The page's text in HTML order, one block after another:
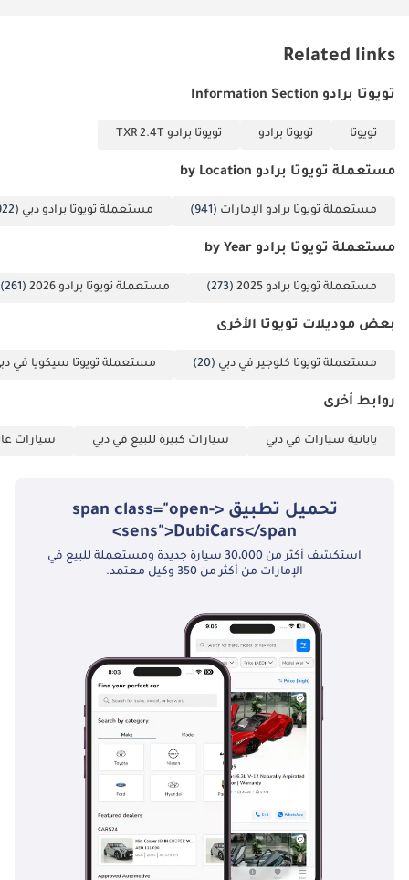
Related links
تويوتا برادو Information Section
تويوتا تويوتا برادو تويوتا برادو TXR 2.4T
مستعملة تويوتا برادو by Location
مستعملة تويوتا برادو الإمارات (941) مستعملة تويوتا برادو دبي (922)
مستعملة تويوتا برادو by Year
مستعملة تويوتا برادو 2025 (273) مستعملة تويوتا برادو 2026 (261)
بعض موديلات تويوتا الأخرى
مستعملة تويوتا كلوجير في دبي (20) مستعملة تويوتا سيكويا في
روابط أخرى
يابانية سيارات في دبي سيارات كبيرة للبيع في دبي سيارات
تحميل تطبيق <span class="open-
sens">DubiCars</span>
استكشف أكثر من 30،000 سيارة جديدة ومستعملة للبيع في
الإمارات من أكثر من 350 وكيل معتمد.
مع ميزة نادرة تتمثل في انخفاض عدد الكيلومترات المقطوعة، فإن سيارة
فهي توفر التوازن المثالي بين الاستخدام العائلي وحرية القيادة على الطرق